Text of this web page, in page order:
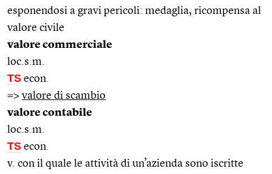
esponendosi a gravi pericoli: medaglia, ricompensa al
valore civile
valore commerciale
loc.s.m.
TS econ.
=> valore di scambio
valore contabile
loc.s.m.
TS econ.
v. con il quale le attività di un’azienda sono iscritte